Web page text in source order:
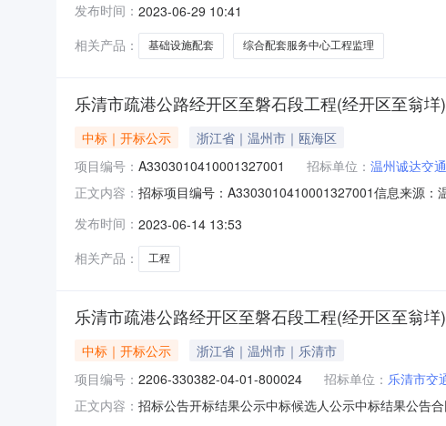
泰顺经济开发区大安生态科技园基础设施配套项目（
发布时间： 2023-06-29 10:41
相关产品：
基础设施配套 综合配套服务中心工程监理
乐清市疏港公路经开区至磐石段工程(经开区至翁
中标｜开标公示
浙江省｜温州市｜瓯海区
项目编号： A3303010410001327001 招标单位： 温州诚达交
正文内容： 招标项目编号：A3303010410001327001信息来源：
负责人:;报价:41436000.00元/%;工期:日历天;质量要
发布时间： 2023-06-14 13:53
相关产品：
工程
乐清市疏港公路经开区至磐石段工程(经开区至翁
中标｜开标公示
浙江省｜温州市｜乐清市
项目编号： 2206-330382-04-01-800024 招标单位： 乐清市交
正文内容： 招标公告开标结果公示中标候选人公示中标结果公告